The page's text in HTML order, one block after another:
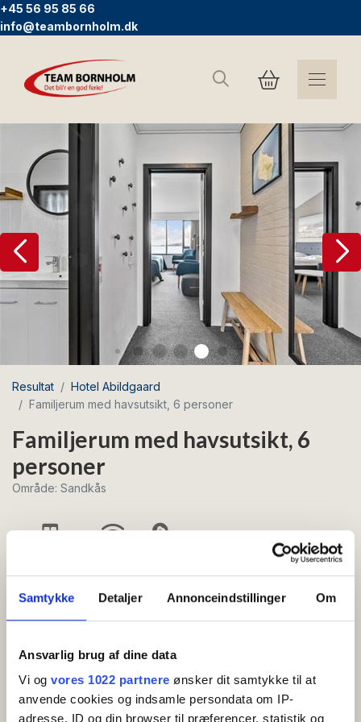
Samtykke Detaljer Annonceindstillinger Om
Ansvarlig brug af dine data
Vi og vores 1022 partnere ønsker dit samtykke til at
anvende cookies og indsamle persondata om IP-
adresse, ID og din browser til præferencer, statistik og
+45 56 95 85 66
info@teambornholm.dk
Sök
Resultat
Hotel Abildgaard
Familjerum med havsutsikt, 6 personer
Familjerum med havsutsikt, 6
personer
Område: Sandkås
Stort allrum med havsutsikt, samt ett kombinerat
sov- och vardagsrum (2 sovplatser) och två extra
sovrum (4 sovplatser). All inclusive: Frukost och
rumspriset, som gäller för 6 personer.